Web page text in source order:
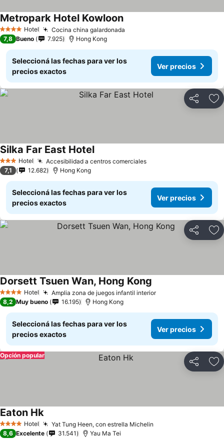
4 EstrellasHotel Cocina china galardonada
Metropark Hotel KowloonVer precios
7,8 Bueno 7.925 Hong Kong
Seleccioná las fechas para ver los
precios exactos
Ver precios
Compartir
3 Estrellas
Hotel Accesibilidad a centros comercialesVer precios
Silka Far East HotelVer precios
7,1 12.682 Hong Kong
Seleccioná las fechas para ver los
precios exactos
Ver precios
Compartir
4 EstrellasHotel Amplia zona de juegos infantil interiorVer precios
Dorsett Tsuen Wan, Hong Kong
8,2 Muy bueno 16.195 Hong Kong
Seleccioná las fechas para ver los
precios exactos
Ver precios
Compartir
Opción popular
4 EstrellasHotel Yat Tung Heen, con estrella Michelin
Eaton HkVer precios
8,6 Excelente 31.541 Yau Ma Tei